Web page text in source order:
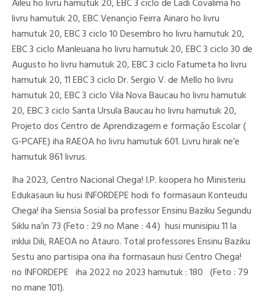
Aileu ho livru hamutuk 20, EBC 3 ciclo de Ladi Covalima ho
livru hamutuk 20, EBC Venançio Feirra Ainaro ho livru
hamutuk 20, EBC 3 ciclo 10 Desembro ho livru hamutuk 20,
EBC 3 ciclo Manleuana ho livru hamutuk 20, EBC 3 ciclo 30 de
Augusto ho livru hamutuk 20, EBC 3 ciclo Fatumeta ho livru
hamutuk 20, 11 EBC 3 ciclo Dr. Sergio V. de Mello ho livru
hamutuk 20, EBC 3 ciclo Vila Nova Baucau ho livru hamutuk
20, EBC 3 ciclo Santa Ursula Baucau ho livru hamutuk 20,
Projeto dos Centro de Aprendizagem e formação Escolar (
G-PCAFE) iha RAEOA ho livru hamutuk 601. Livru hirak ne’e
hamutuk 861 livrus.
Iha 2023, Centro Nacional Chega! I.P. koopera ho Ministeriu
Edukasaun liu husi INFORDEPE hodi fo formasaun Konteudu
Chega! iha Siensia Sosial ba professor Ensinu Baziku Segundu
Siklu na’in 73 (Feto : 29 no Mane : 44) husi munisipiu 11 la
inklui Dili, RAEOA no Atauro. Total professores Ensinu Baziku
Sestu ano partisipa ona iha formasaun husi Centro Chega!
no INFORDEPE iha 2022 no 2023 hamutuk : 180 (Feto : 79
no mane 101).